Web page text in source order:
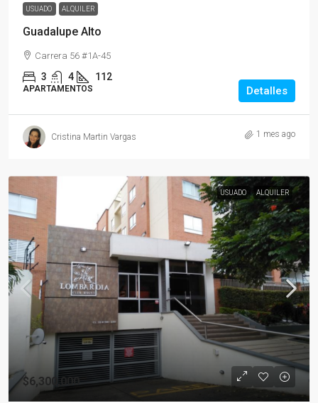
USUADO ALQUILER
Guadalupe Alto
Carrera 56 #1A-45
3 4 112
APARTAMENTOS Detalles
Cristina Martin Vargas 1 mes ago
USUADO ALQUILER
$6,300,000